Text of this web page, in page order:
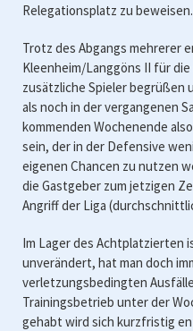
Relegationsplatz zu beweisen.
Trotz des Abgangs mehrerer
Kleenheim/Langgöns II für
zusätzliche Spieler
als noch in der vergangenen
kommenden Wochenende
sein, der in der Defensive
eigenen Chancen zu nutzen
die Gastgeber zum jetzigen
Angriff der Liga
Im Lager des Achtplatzierten
unverändert, hat man doch
verletzungsbedingten
Trainingsbetrieb unter der
gehabt wird sich kurzfristig